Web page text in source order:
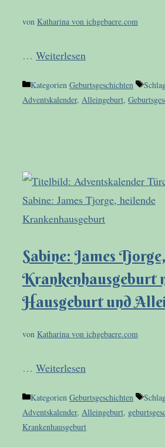
von Katharina von ichgebaere.com
… Weiterlesen
Kategorien Geburtsgeschichten
Adventskalender, Alleingeburt,
Sabine: James
Krankenhausgeburt
Hausgeburt und
von Katharina von ichgebaere.com
… Weiterlesen
Kategorien Geburtsgeschichten
Adventskalender, Alleingeburt,
Krankenhausgeburt